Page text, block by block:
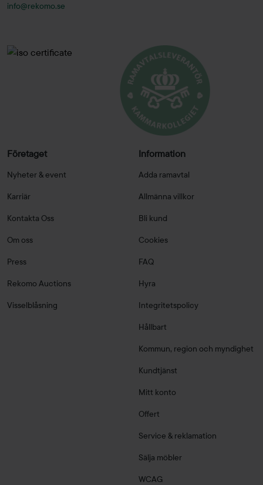
info@rekomo.se
Företaget
Nyheter & event
Karriär
Kontakta Oss
Om oss
Press
Rekomo Auctions
Visselblåsning
Information
Adda ramavtal
Allmänna villkor
Bli kund
Cookies
FAQ
Hyra
Integritetspolicy
Hållbart
Kommun, region och myndighet
Kundtjänst
Mitt konto
Offert
Service & reklamation
Sälja möbler
WCAG